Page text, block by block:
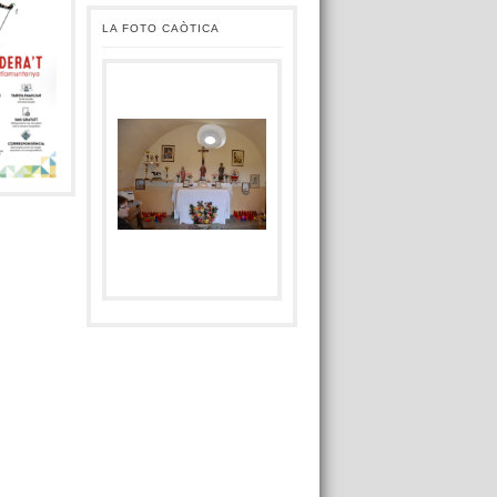
LA FOTO CAÒTICA